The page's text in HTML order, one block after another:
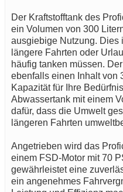
Der Kraftstofftank des
ein Volumen von 300
ausgiebige Nutzung. Dies
längere Fahrten oder
häufig tanken müssen.
ebenfalls einen Inhalt von
Kapazität für Ihre
Abwassertank mit einem
dafür, dass die Umwelt
längeren Fahrten
Angetrieben wird das
einem FSD-Motor mit 70
gewährleistet eine
ein angenehmes